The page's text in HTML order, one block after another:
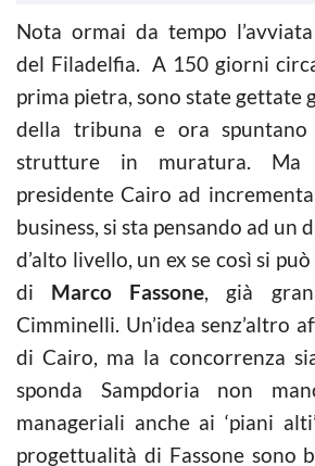
Nota ormai da tempo
del Filadelfia. A 150 giorni
prima pietra, sono state gettate
della tribuna e ora
strutture in muratura.
presidente Cairo ad
business, si sta pensando ad un
d’alto livello, un ex se così si
di Marco Fassone, già
Cimminelli. Un’idea senz’altro
di Cairo, ma la concorrenza
sponda Sampdoria non
manageriali anche ai ‘piani
progettualità di Fassone sono